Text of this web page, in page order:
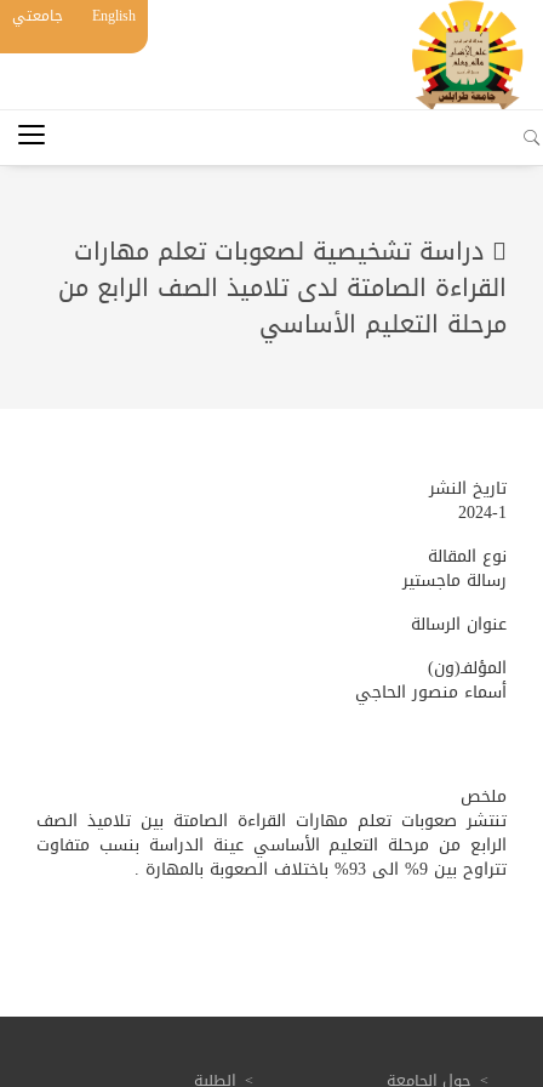
English جامعتي
 دراسة تشخيصية لصعوبات تعلم مهارات
القراءة الصامتة لدى تلاميذ الصف الرابع من
مرحلة التعليم الأساسي
تاريخ النشر
2024-1
نوع المقالة
رسالة ماجستير
عنوان الرسالة
المؤلفـ(ون)
أسماء منصور الحاجي
ملخص
تنتشر صعوبات تعلم مهارات القراءة الصامتة بين تلاميذ الصف
الرابع من مرحلة التعليم الأساسي عينة الدراسة بنسب متفاوت
تتراوح بين 9% الى 93% باختلاف الصعوبة بالمهارة .
حول الجامعة الطلبة